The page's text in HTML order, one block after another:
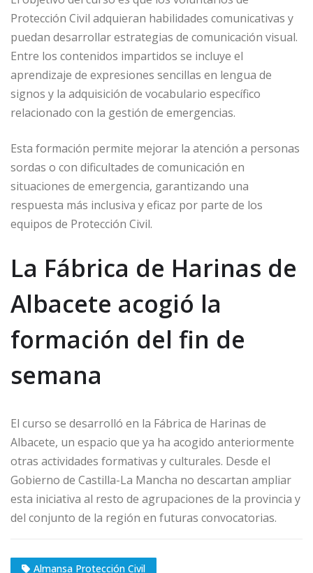
Protección Civil adquieran habilidades comunicativas y
puedan desarrollar estrategias de comunicación visual.
Entre los contenidos impartidos se incluye el
aprendizaje de expresiones sencillas en lengua de
signos y la adquisición de vocabulario específico
relacionado con la gestión de emergencias.
Esta formación permite mejorar la atención a personas
sordas o con dificultades de comunicación en
situaciones de emergencia, garantizando una
respuesta más inclusiva y eficaz por parte de los
equipos de Protección Civil.
La Fábrica de Harinas de
Albacete acogió la
formación del fin de
semana
El curso se desarrolló en la Fábrica de Harinas de
Albacete, un espacio que ya ha acogido anteriormente
otras actividades formativas y culturales. Desde el
Gobierno de Castilla-La Mancha no descartan ampliar
esta iniciativa al resto de agrupaciones de la provincia y
del conjunto de la región en futuras convocatorias.
Almansa Protección Civil